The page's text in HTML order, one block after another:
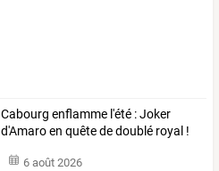
Cabourg enflamme l'été : Joker
d'Amaro en quête de doublé royal !
6 août 2026